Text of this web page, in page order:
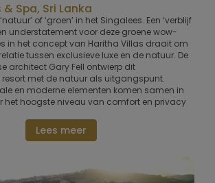
Spa, Sri Lanka
of ‘groen’ in het Singalees. Een ‘verblijf
understatement voor deze groene wow-
in het concept van Haritha Villas draait om
tussen exclusieve luxe en de natuur. De
architect Gary Fell ontwierp dit
met de natuur als uitgangspunt.
en moderne elementen komen samen in
het hoogste niveau van comfort en privacy
Lees meer